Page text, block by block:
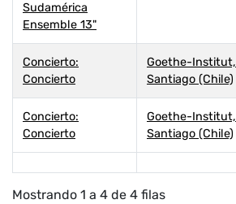
Sudamérica
Ensemble 13"
Concierto:
Concierto
Goethe-Institut,
Santiago (Chile)
Concierto:
Concierto
Goethe-Institut,
Santiago (Chile)
Mostrando 1 a 4 de 4 filas